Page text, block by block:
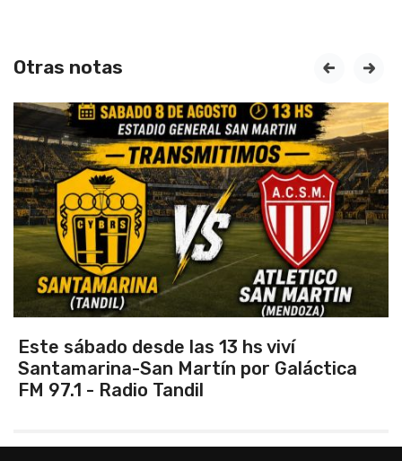
Otras notas
Este sábado desde las 13 hs viví
Santamarina-San Martín por Galáctica
FM 97.1 - Radio Tandil
prev next